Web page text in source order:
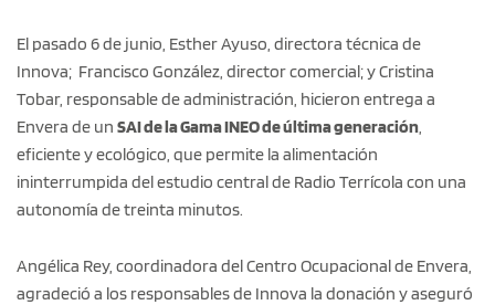
El pasado 6 de junio, Esther Ayuso, directora técnica de
Innova; Francisco González, director comercial; y Cristina
Tobar, responsable de administración, hicieron entrega a
Envera de un SAI de la Gama INEO de última generación,
eficiente y ecológico, que permite la alimentación
ininterrumpida del estudio central de Radio Terrícola con una
autonomía de treinta minutos.
Angélica Rey, coordinadora del Centro Ocupacional de Envera,
agradeció a los responsables de Innova la donación y aseguró